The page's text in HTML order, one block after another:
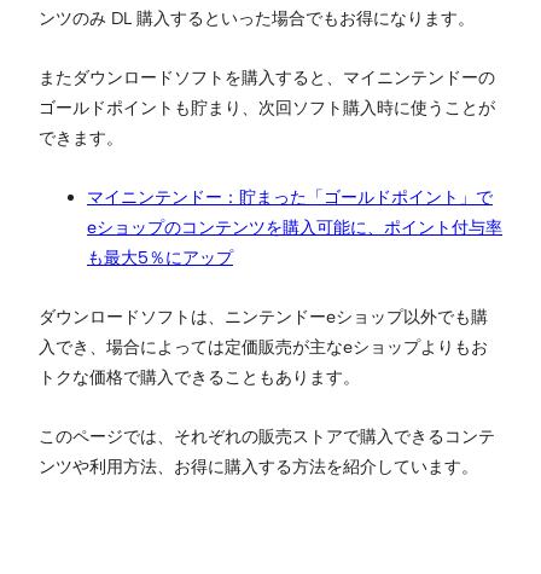
ンツのみ DL 購入するといった場合でもお得になります。
またダウンロードソフトを購入すると、マイニンテンドーの
ゴールドポイントも貯まり、次回ソフト購入時に使うことが
できます。
マイニンテンドー：貯まった「ゴールドポイント」で
eショップのコンテンツを購入可能に、ポイント付与率
も最大5％にアップ
ダウンロードソフトは、ニンテンドーeショップ以外でも購
入でき、場合によっては定価販売が主なeショップよりもお
トクな価格で購入できることもあります。
このページでは、それぞれの販売ストアで購入できるコンテ
ンツや利用方法、お得に購入する方法を紹介しています。